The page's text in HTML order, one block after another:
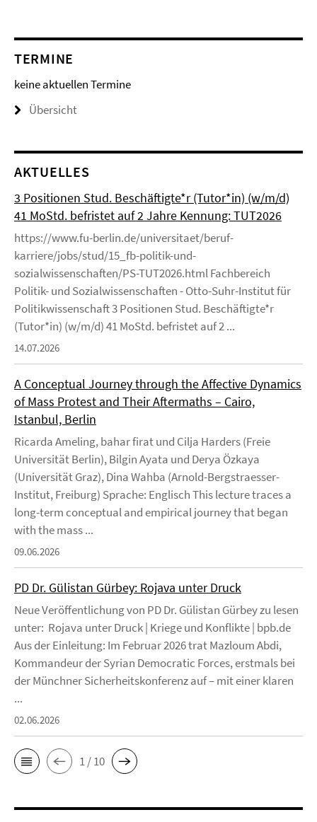
TERMINE
keine aktuellen Termine
Übersicht
AKTUELLES
3 Positionen Stud. Beschäftigte*r (Tutor*in) (w/m/d)
41 MoStd. befristet auf 2 Jahre Kennung: TUT2026
https://www.fu-berlin.de/universitaet/beruf-
karriere/jobs/stud/15_fb-politik-und-
sozialwissenschaften/PS-TUT2026.html Fachbereich
Politik- und Sozialwissenschaften - Otto-Suhr-Institut für
Politikwissenschaft 3 Positionen Stud. Beschäftigte*r
(Tutor*in) (w/m/d) 41 MoStd. befristet auf 2 ...
14.07.2026
A Conceptual Journey through the Affective Dynamics
of Mass Protest and Their Aftermaths – Cairo,
Istanbul, Berlin
Ricarda Ameling, bahar firat und Cilja Harders (Freie
Universität Berlin), Bilgin Ayata und Derya Özkaya
(Universität Graz), Dina Wahba (Arnold-Bergstraesser-
Institut, Freiburg) Sprache: Englisch This lecture traces a
long-term conceptual and empirical journey that began
with the mass ...
09.06.2026
PD Dr. Gülistan Gürbey: Rojava unter Druck
Neue Veröffentlichung von PD Dr. Gülistan Gürbey zu lesen
unter: Rojava unter Druck | Kriege und Konflikte | bpb.de
Aus der Einleitung: Im Februar 2026 trat Mazloum Abdi,
Kommandeur der Syrian Democratic Forces, erstmals bei
der Münchner Sicherheitskonferenz auf – mit einer klaren
...
02.06.2026
1 / 10